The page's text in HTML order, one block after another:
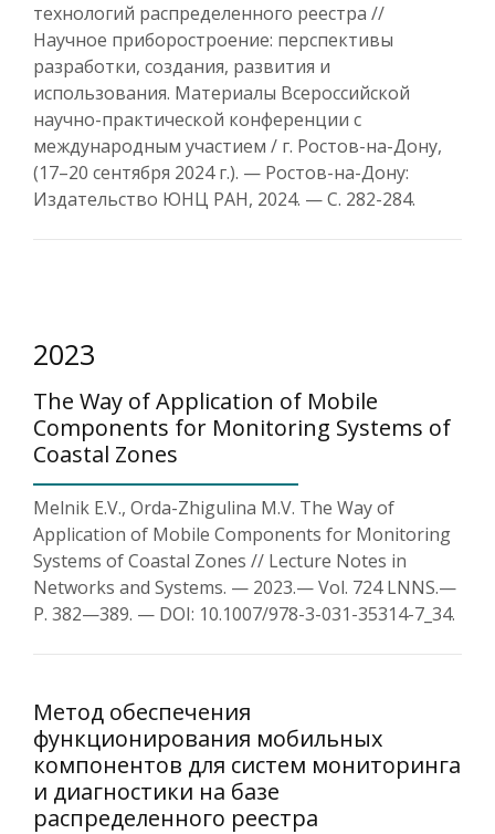
технологий распределенного реестра //
Научное приборостроение: перспективы
разработки, создания, развития и
использования. Материалы Всероссийской
научно-практической конференции с
международным участием / г. Ростов-на-Дону,
(17–20 сентября 2024 г.). — Ростов-на-Дону:
Издательство ЮНЦ РАН, 2024. — С. 282-284.
2023
The Way of Application of Mobile
Components for Monitoring Systems of
Coastal Zones
Melnik E.V., Orda-Zhigulina M.V. The Way of
Application of Mobile Components for Monitoring
Systems of Coastal Zones // Lecture Notes in
Networks and Systems. — 2023.— Vol. 724 LNNS.—
P. 382—389. — DOI: 10.1007/978-3-031-35314-7_34.
Метод обеспечения
функционирования мобильных
компонентов для систем мониторинга
и диагностики на базе
распределенного реестра